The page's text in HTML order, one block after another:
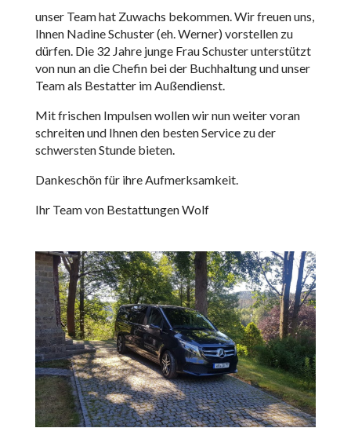
unser Team hat Zuwachs bekommen. Wir freuen uns,
Ihnen Nadine Schuster (eh. Werner) vorstellen zu
dürfen. Die 32 Jahre junge Frau Schuster unterstützt
von nun an die Chefin bei der Buchhaltung und unser
Team als Bestatter im Außendienst.
Mit frischen Impulsen wollen wir nun weiter voran
schreiten und Ihnen den besten Service zu der
schwersten Stunde bieten.
Dankeschön für ihre Aufmerksamkeit.
Ihr Team von Bestattungen Wolf